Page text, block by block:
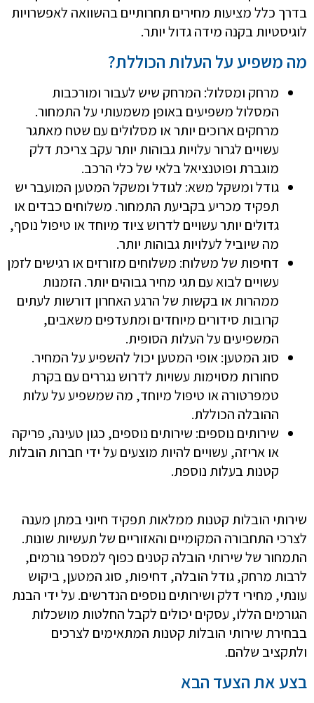
בדרך כלל מציעות מחירים תחרותיים בהשוואה לאפשרויות
לוגיסטיות בקנה מידה גדול יותר.
מה משפיע על העלות הכוללת?
מרחק ומסלול: המרחק שיש לעבור ומורכבות
המסלול משפיעים באופן משמעותי על התמחור.
מרחקים ארוכים יותר או מסלולים עם שטח מאתגר
עשויים לגרור עלויות גבוהות יותר עקב צריכת דלק
מוגברת ופוטנציאל בלאי של כלי הרכב.
גודל ומשקל משא: לגודל ומשקל המטען המועבר יש
תפקיד מכריע בקביעת התמחור. משלוחים כבדים או
גדולים יותר עשויים לדרוש ציוד מיוחד או טיפול נוסף,
מה שיוביל לעלויות גבוהות יותר.
דחיפות של משלוח: משלוחים מזורזים או רגישים לזמן
עשויים לבוא עם תגי מחיר גבוהים יותר. הזמנות
ממהרות או בקשות של הרגע האחרון דורשות לעתים
קרובות סידורים מיוחדים ומתעדפים משאבים,
המשפיעים על העלות הסופית.
סוג המטען: אופי המטען יכול להשפיע על המחיר.
סחורות מסוימות עשויות לדרוש נגררים עם בקרת
טמפרטורה או טיפול מיוחד, מה שמשפיע על עלות
ההובלה הכוללת.
שירותים נוספים: שירותים נוספים, כגון טעינה, פריקה
או אריזה, עשויים להיות מוצעים על ידי חברות הובלות
קטנות בעלות נוספת.
שירותי הובלות קטנות ממלאות תפקיד חיוני במתן מענה
לצרכי התחבורה המקומיים והאזוריים של תעשיות שונות.
התמחור של שירותי הובלה קטנים כפוף למספר גורמים,
לרבות מרחק, גודל הובלה, דחיפות, סוג המטען, ביקוש
עונתי, מחירי דלק ושירותים נוספים הנדרשים. על ידי הבנת
הגורמים הללו, עסקים יכולים לקבל החלטות מושכלות
בבחירת שירותי הובלות קטנות המתאימים לצרכים
ולתקציב שלהם.
בצע את הצעד הבא